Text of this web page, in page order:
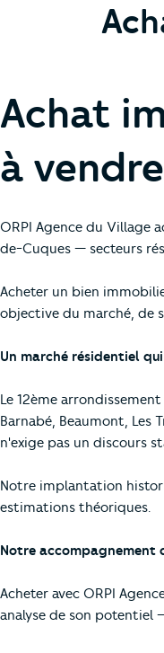
Achat
à
ORPI Agence du Village
de-Cuques — secteurs
Acheter un bien
objective du marché, de
Un marché résidentiel
Le 12ème
Barnabé, Beaumont, Les
n'exige pas un discours
Notre implantation
estimations théoriques.
Notre accompagnement
Acheter avec ORPI
analyse de son potentiel